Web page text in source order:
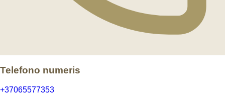
Telefono numeris
+37065577353